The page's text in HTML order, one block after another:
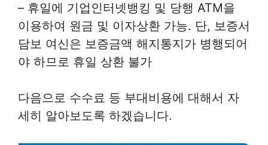
– 휴일에 기업인터넷뱅킹 및 당행 ATM을
이용하여 원금 및 이자상환 가능. 단, 보증서
담보 여신은 보증금액 해지통지가 병행되어
야 하므로 휴일 상환 불가
다음으로 수수료 등 부대비용에 대해서 자
세히 알아보도록 하겠습니다.